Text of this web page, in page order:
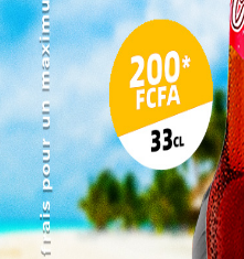
et du nez, port de cache-
de santé en cas
autres les